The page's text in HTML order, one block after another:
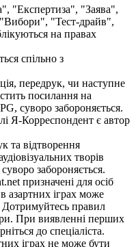
"Експертиза", "Заява",
"Тест-драйв",
на правах
спільно з
передрук, чи наступне
посилання на
суворо забороняється.
Я-Корреспондент є автор
та відтворення
творів
забороняється.
призначені для осіб
азартних іграх може
Дотримуйтесь правил
При виявленні перших
до спеціаліста.
іграх не може бути